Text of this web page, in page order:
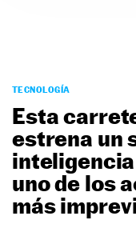
PODCAST
MOTOS
TECNOLOGÍA
SUPERCOCHES
SERVICIOS
TECNOLOGÍA
Esta
estrena un
uno de los
más